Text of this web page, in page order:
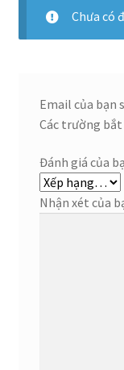
Chưa có
Email của bạn
Các trường bắt
Đánh giá của
Nhận xét của